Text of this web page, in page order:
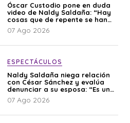
Óscar Custodio pone en duda
video de Naldy Saldaña: “Hay
cosas que de repente se han
editado”
07 Ago 2026
ESPECTÁCULOS
Naldy Saldaña niega relación
con César Sánchez y evalúa
denunciar a su esposa: “Es una
difamación”
07 Ago 2026